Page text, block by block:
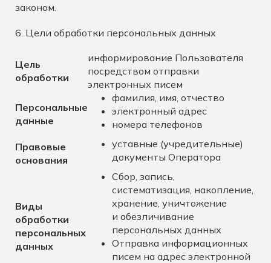
законом.
6. Цели обработки персональных данных
Цель
обработки
информирование Пользователя
посредством отправки
электронных писем
Персональные
данные
фамилия, имя, отчество
электронный адрес
номера телефонов
Правовые
основания
уставные (учредительные)
документы Оператора
Виды
обработки
персональных
данных
Сбор, запись,
систематизация, накопление,
хранение, уничтожение
и обезличивание
персональных данных
Отправка информационных
писем на адрес электронной